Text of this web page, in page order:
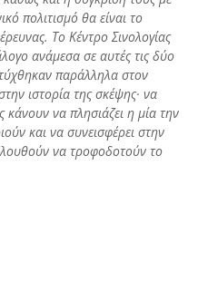
πολιτισμό θα είναι το
Το Κέντρο Σινολογίας
ανάμεσα σε αυτές τις δύο
παράλληλα στον
ιστορία της σκέψης· να
κάνουν να πλησιάζει η μία την
και να συνεισφέρει στην
να τροφοδοτούν το